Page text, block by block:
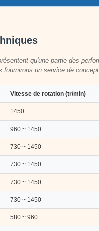
qu'une partie des
fournirons un service de
Vitesse de rotation (tr/min)
1450
960 ~ 1450
730 ~ 1450
730 ~ 1450
730 ~ 1450
730 ~ 1450
580 ~ 960